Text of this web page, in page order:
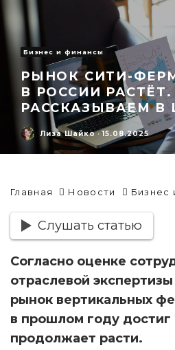
Бизнес и финансы
РЫНОК СИТИ-
В РОССИИ РАСТЁТ.
РАССКАЗЫВАЕМ В
Лиза Шайко · 15.08.2025
Главная Новости Бизнес
Слушать статью
Согласно оценке
отраслевой
рынок вертикальных
в прошлом году
продолжает расти.